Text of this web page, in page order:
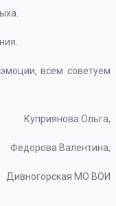
всем советуем
Куприянова Ольга,
Федорова Валентина,
Дивногорская МО ВОИ